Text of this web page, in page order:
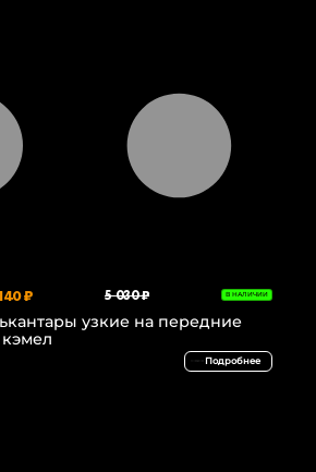
₽ 5 030 ₽ В НАЛИЧИИ
узкие на передние
Подробнее